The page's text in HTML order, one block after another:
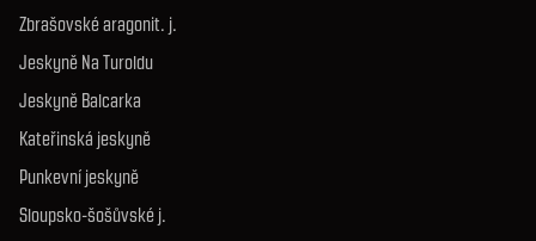
Zbrašovské aragonit. j.
Jeskyně Na Turoldu
Jeskyně Balcarka
Kateřinská jeskyně
Punkevní jeskyně
Sloupsko-šošůvské j.